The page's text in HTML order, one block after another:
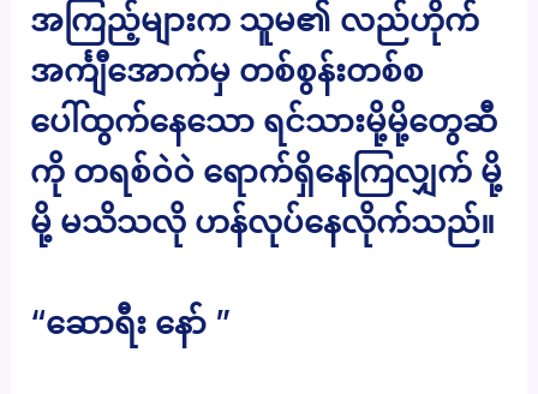
အကြည့်များက သူမ၏ လည်ဟိုက်
အင်္ကျီအောက်မှ တစ်စွန်းတစ်စ
ပေါ်ထွက်နေသော ရင်သားမို့မို့တွေဆီ
ကို တရစ်ဝဲဝဲ ရောက်ရှိနေကြလျှက် မို့
မို့ မသိသလို ဟန်လုပ်နေလိုက်သည်။
“ဆောရီး နော် ”